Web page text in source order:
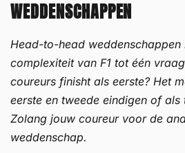
WEDDENSCHAPPEN
Head-to-head weddenschappen
complexiteit van F1 tot één
coureurs finisht als eerste? Het
eerste en tweede eindigen of als
Zolang jouw coureur voor de
weddenschap.